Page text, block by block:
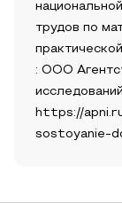
трудов по
: ООО
https://
sostoyanie-